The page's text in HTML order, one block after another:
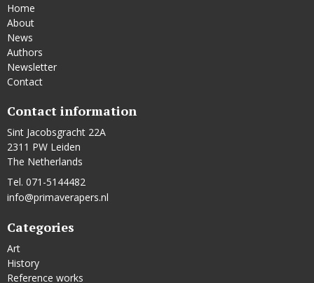
Home
About
News
Authors
Newsletter
Contact
Contact information
Sint Jacobsgracht 22A
2311 PW Leiden
The Netherlands
Tel. 071-5144482
info@primaverapers.nl
Categories
Art
History
Reference works